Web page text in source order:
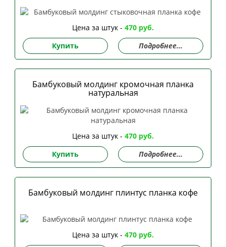
Цена за штук - 470 руб.
Купить
Подробнее...
Бамбуковый молдинг кромочная планка
натуральная
Цена за штук - 470 руб.
Купить
Подробнее...
Бамбуковый молдинг плинтус планка кофе
Цена за штук - 470 руб.